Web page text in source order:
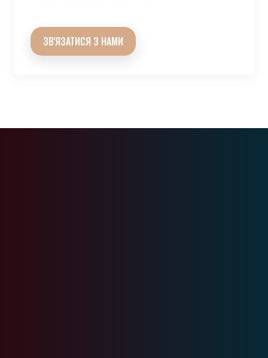
ЗВ'ЯЗАТИСЯ З НАМИ